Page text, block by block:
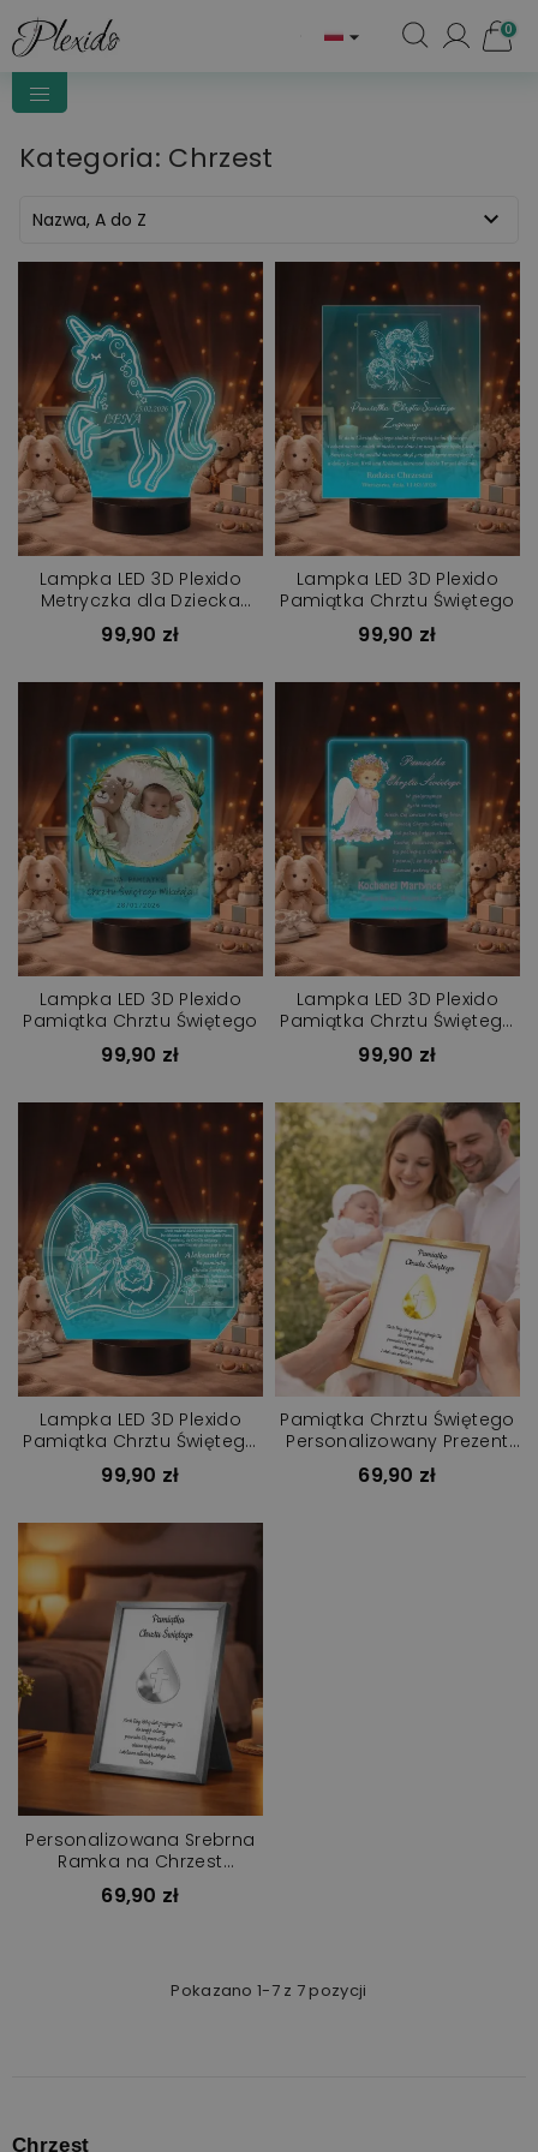
 0
Kategoria: Chrzest
Nazwa, A do Z 
Lampka LED 3D Plexido
Metryczka dla Dziecka
Jednorożec
99,90 zł
Lampka LED 3D Plexido
Pamiątka Chrztu Świętego
99,90 zł
Lampka LED 3D Plexido
Pamiątka Chrztu Świętego
99,90 zł
Lampka LED 3D Plexido
Pamiątka Chrztu Świętego
Prezent
99,90 zł
Lampka LED 3D Plexido
Pamiątka Chrztu Świętego
Aniołki
99,90 zł
Pamiątka Chrztu Świętego
Personalizowany Prezent
Dla Dziecka
69,90 zł
Personalizowana Srebrna
Ramka na Chrzest
Pamiątka Prezent
69,90 zł
Pokazano 1-7 z 7 pozycji
Chrzest